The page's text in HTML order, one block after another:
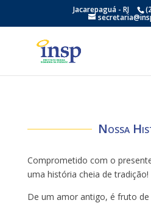
Jacarepaguá - RJ
Nossa
Comprometido com o
uma história cheia de tradição!
De um amor antigo, é fruto